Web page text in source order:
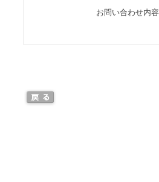
お問い合わせ内容